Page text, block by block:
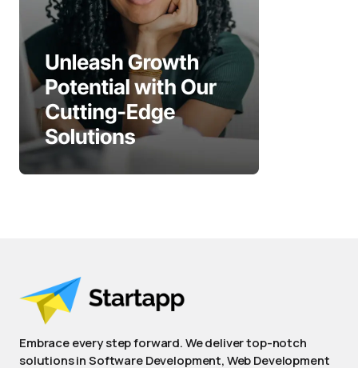
Embrace every step forward. We deliver top-notch
solutions in Software Development, Web Development